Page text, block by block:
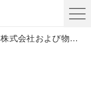
ポーツ庁「スポーツエールカンパニー2025」に初めて認定されました